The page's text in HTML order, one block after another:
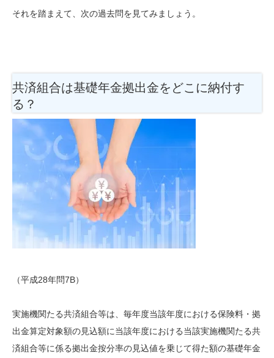
それを踏まえて、次の過去問を見てみましょう。
共済組合は基礎年金拠出金をどこに納付す
る？
（平成28年問7B）
実施機関たる共済組合等は、毎年度当該年度における保険料・拠
出金算定対象額の見込額に当該年度における当該実施機関たる共
済組合等に係る拠出金按分率の見込値を乗じて得た額の基礎年金